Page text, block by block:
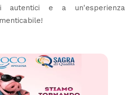
autentici e a un'esperienza